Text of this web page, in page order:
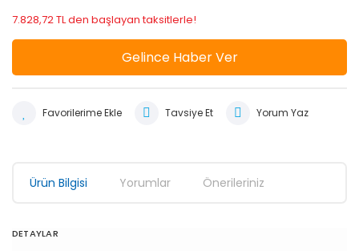
7.828,72 TL den başlayan taksitlerle!
Gelince Haber Ver
Tavsiye Et Yorum Yaz
Ürün Bilgisi Yorumlar Önerileriniz
DETAYLAR